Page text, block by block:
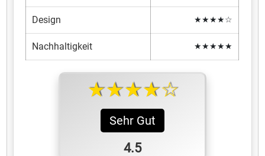
Design ★★★★☆
Nachhaltigkeit ★★★★★
★★★★☆
Sehr Gut
4.5